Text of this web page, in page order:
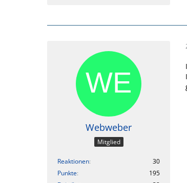
Webweber
Mitglied
Reaktionen
30
Punkte
195